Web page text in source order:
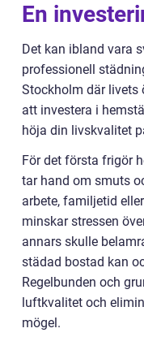
En
Det kan ibland vara
professionell
Stockholm där livets
att investera i
höja din livskvalitet
För det första frigör
tar hand om smuts
arbete, familjetid
minskar stressen
annars skulle
städad bostad kan
Regelbunden och
luftkvalitet och
mögel.